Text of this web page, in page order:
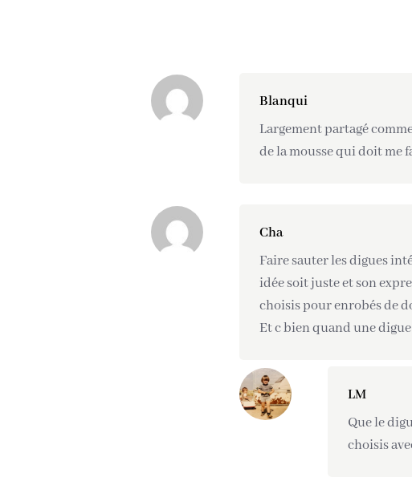
Blanqui
Largement partagé
de la mousse qui doit me
Cha
Faire sauter les digues
idée soit juste et son
choisis pour enrobés de
Et c bien quand une
LM
Que le
choisis